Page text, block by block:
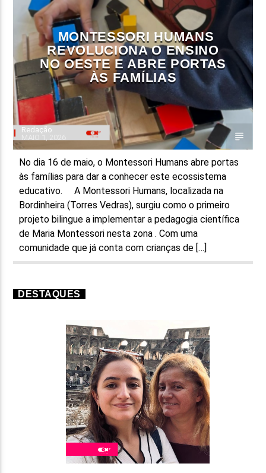
TÍTULO
ARTISTA
ON FM
MONTESSORI HUMANS
REVOLUCIONA O ENSINO
NO OESTE E ABRE PORTAS
ÀS FAMÍLIAS
Redação
No dia 16 de maio, o Montessori Humans abre portas
às famílias para dar a conhecer este ecossistema
educativo. A Montessori Humans, localizada na
Bordinheira (Torres Vedras), surgiu como o primeiro
projeto bilingue a implementar a pedagogia científica
de Maria Montessori nesta zona . Com uma
comunidade que já conta com crianças de […]
DESTAQUES